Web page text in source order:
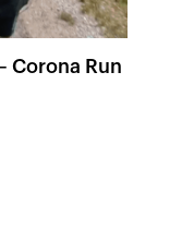
Corona Run